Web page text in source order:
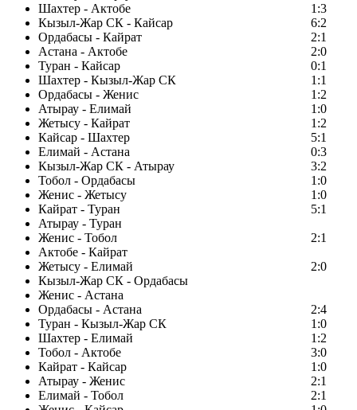
Шахтер - Актобе
1:3
Кызыл-Жар СК - Кайсар
6:2
Ордабасы - Кайрат
2:1
Астана - Актобе
2:0
Туран - Кайсар
0:1
Шахтер - Кызыл-Жар СК
1:1
Ордабасы - Женис
1:2
Атырау - Елимай
1:0
Жетысу - Кайрат
1:2
Кайсар - Шахтер
5:1
Елимай - Астана
0:3
Кызыл-Жар СК - Атырау
3:2
Тобол - Ордабасы
1:0
Женис - Жетысу
1:0
Кайрат - Туран
5:1
Атырау - Туран
Женис - Тобол
2:1
Актобе - Кайрат
Жетысу - Елимай
2:0
Кызыл-Жар СК - Ордабасы
Женис - Астана
Ордабасы - Астана
2:4
Туран - Кызыл-Жар СК
1:0
Шахтер - Елимай
1:2
Тобол - Актобе
3:0
Кайрат - Кайсар
1:0
Атырау - Женис
2:1
Елимай - Тобол
2:1